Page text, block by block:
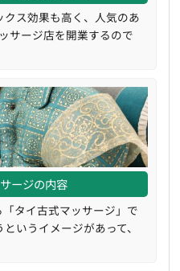
ス効果も高く、人気のあ
サージ店を開業するので
ージの内容
タイ古式マッサージ」で
いうイメージがあって、